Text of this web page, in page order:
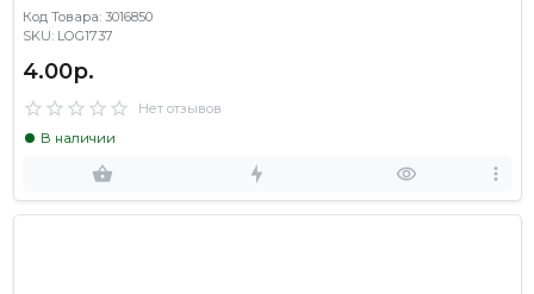
Код Товара: 3016850
SKU: LOG1737
4.00р.
Нет отзывов
В наличии